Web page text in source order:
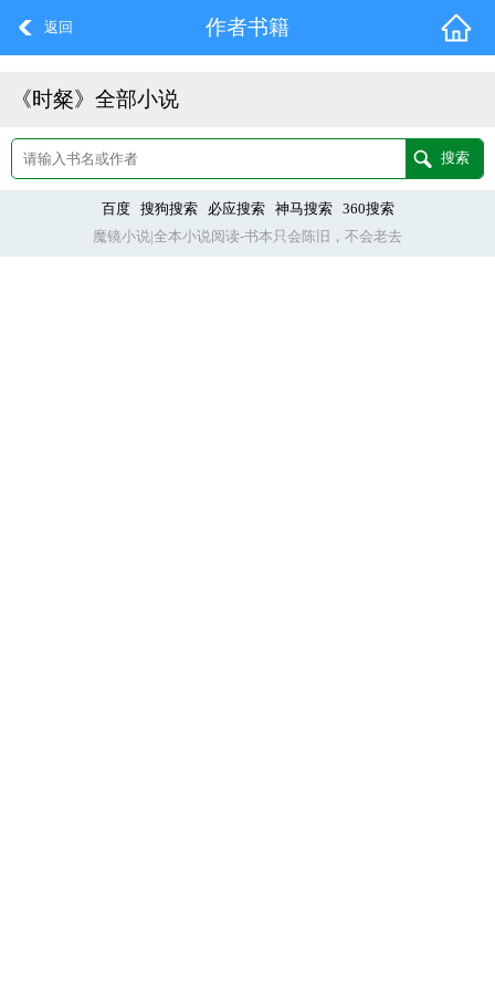
返回 作者书籍
《时粲》全部小说
百度 搜狗搜索 必应搜索 神马搜索
360搜索
魔镜小说|全本小说阅读-书本只会陈旧，不会老去